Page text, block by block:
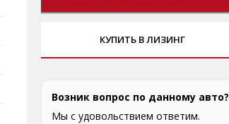
КУПИТЬ В ЛИЗИНГ
Возник вопрос по данному авто?
Мы с удовольствием ответим.